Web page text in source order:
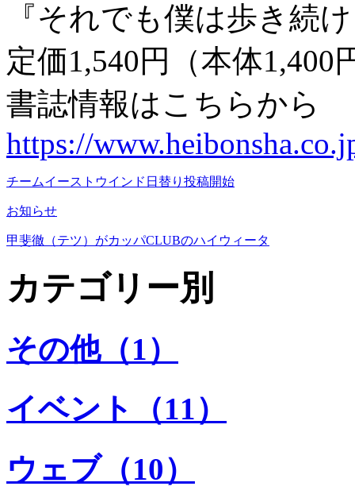
『それでも僕は歩き続
定価1,540円（本体1,400
書誌情報はこちらから
https://
チームイーストウインド日替り投稿開始
お知らせ
甲斐徹（テツ）がカッパCLUBのハイウィータ
カテゴリー別
その他（1）
イベント（11）
ウェブ（10）